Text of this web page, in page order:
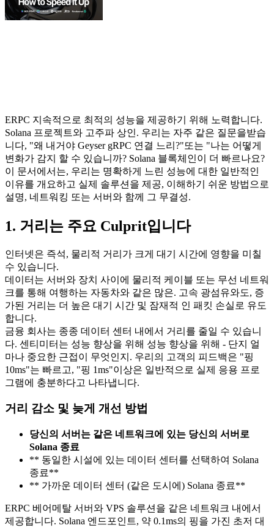
ERPC 지속적으로 최적의 성능을 제공하기 위해 노력합니다.
Solana 프로젝트와 고주파 상인. 우리는 자주 같은 질문을받습
니다, "왜 내거야 Geyser gRPC 연결 느리?"또는 "나는 어떻게
변화가 감지 할 수 있습니까? Solana 블록체인이 더 빠르나요?
이 문서에서는, 우리는 명확하게 느린 성능에 대한 일반적인
이유를 개요하고 실제 솔루션을 제공, 이해하기 쉬운 방법으로
설명, 네트워킹 또는 서버와 함께 그 무결성.
1. 거리는 주요 Culprit입니다
인터넷은 즉석, 물리적 거리가 크게 대기 시간에 영향을 미칠
수 있습니다.
데이터는 서버와 장치 사이에 물리적 케이블 또는 무선 네트워
크를 통해 여행하는 자동차와 같은 많은. 고속 광섬유와도, 증
가된 거리는 더 높은 대기 시간 및 잠재적 인 패킷 손실로 유도
합니다.
금융 회사는 종종 데이터 센터 내에서 거리를 줄일 수 있습니
다. 센티미터는 성능 향상을 위해 성능 향상을 위해 - 단지 얼
마나 중요한 근접이 무엇인지. 우리의 고객의 피드백은 "핑
10ms"는 빠르고, "핑 1ms"이상은 일반적으로 실제 응용 프로
그램에 충분하다고 나타냅니다.
거리 감소 및 늦게 개선 방법
당신의 서버는 같은 네트워크에 있는 당신의 서버로
Solana 종료
** 동일한 시설에 있는 데이터 센터를 선택하여 Solana
종료**
** 가까운 데이터 센터 (같은 도시에) Solana 종료**
ERPC 베어메탈 서버와 VPS 솔루션을 같은 네트워크 내에서
제공합니다. Solana 엔드포인트, 약 0.1ms의 핑을 가진 초저 대